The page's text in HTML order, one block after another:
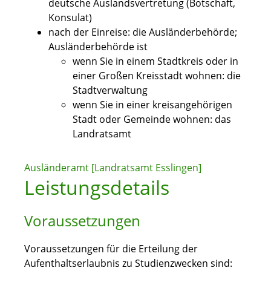
deutsche Auslandsvertretung (Botschaft,
Konsulat)
nach der Einreise: die Ausländerbehörde;
Ausländerbehörde ist
wenn Sie in einem Stadtkreis oder in
einer Großen Kreisstadt wohnen: die
Stadtverwaltung
wenn Sie in einer kreisangehörigen
Stadt oder Gemeinde wohnen: das
Landratsamt
Ausländeramt [Landratsamt Esslingen]
Leistungsdetails
Voraussetzungen
Voraussetzungen für die Erteilung der
Aufenthaltserlaubnis zu Studienzwecken sind: